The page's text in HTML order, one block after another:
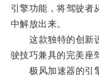
引擎功能，将驾驶者
中解放出来。
这款独特的创新设
驶技巧兼具的完美座
极风加速器的引擎